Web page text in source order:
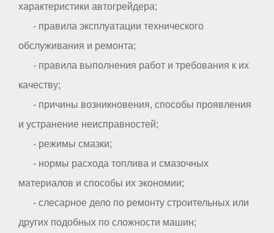
характеристики автогрейдера;
- правила эксплуатации технического
обслуживания и ремонта;
- правила выполнения работ и требования к их
качеству;
- причины возникновения, способы проявления
и устранение неисправностей;
- режимы смазки;
- нормы расхода топлива и смазочных
материалов и способы их экономии;
- слесарное дело по ремонту строительных или
других подобных по сложности машин;